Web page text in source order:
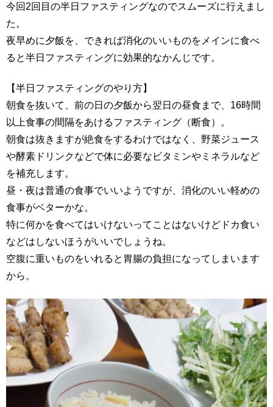
今回2回目の半日ファスティングなのでスムーズに行えまし
た。
夜早めに夕飯を、できれば消化のいいものをメインに食べ
ると半日ファスティングに効果的なかんじです。
【半日ファスティングのやり方】
朝食を抜いて、前の日の夕飯から翌日の昼食まで、16時間
以上食事の間隔をあけるファスティング（断食）。
朝食は抜きますが絶食をするわけではなく、野菜ジュース
や酵素ドリンクなどで体に必要なビタミンやミネラルなど
を補充します。
昼・夜は普通の食事でいいようですが、消化のいい軽めの
食事がベターかな。
特に何かを食べてはいけないってことはないけどドカ食い
などはしないほうがいいでしょうね。
空腹に重いものをいれると胃腸の負担になってしまいます
から。